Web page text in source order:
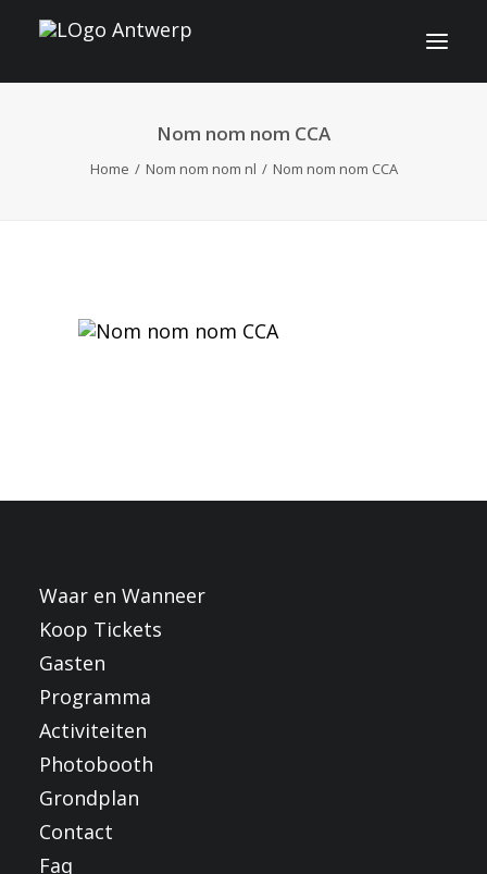
INFO
CONTACT
FRANÇAIS
NEDERLANDS
Nom nom nom CCA
Home Nom nom nom nl Nom nom nom CCA
Waar en Wanneer
Koop Tickets
Gasten
Programma
Activiteiten
Photobooth
Grondplan
Contact
Faq